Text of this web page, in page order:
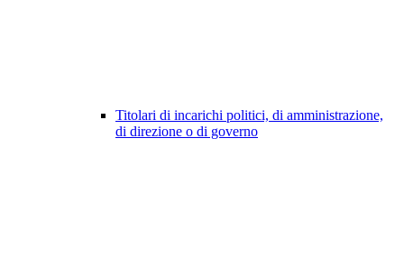
Titolari di incarichi politici, di amministrazione,
di direzione o di governo